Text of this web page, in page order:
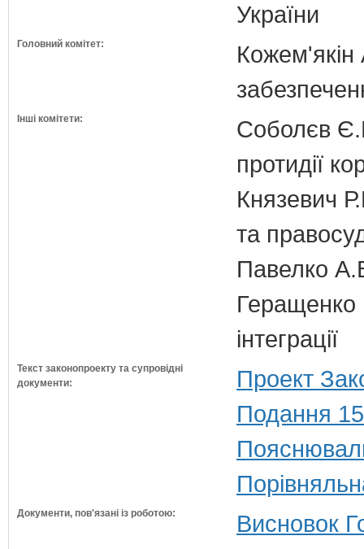
України
Головний комітет:
Кожем'якін
Інші комітети:
Соболєв
протидії
Князевич
та
Павелко
Геращенко
інтеграції
Текст законопроекту та супровідні
документи:
Проект
Подання
Документи, пов'язані із роботою: Висновок